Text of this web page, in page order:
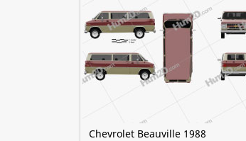
Chevrolet Beauville 1988